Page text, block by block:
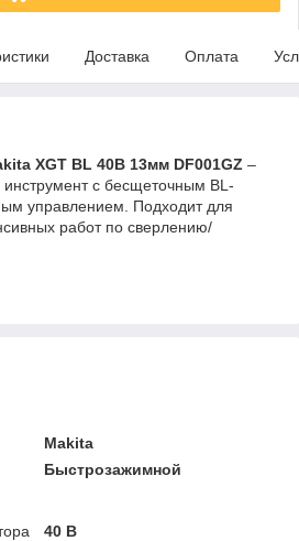
Доставка Оплата
XGT BL 40В 13мм DF001GZ –
с бесщеточным BL-
управлением. Подходит для
работ по сверлению/
Makita
Быстрозажимной
40 В